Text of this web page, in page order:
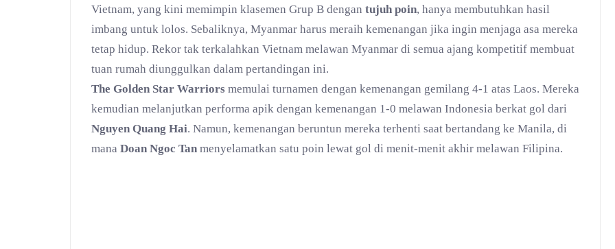
Vietnam, yang kini memimpin klasemen Grup B dengan tujuh poin, hanya membutuhkan hasil
imbang untuk lolos. Sebaliknya, Myanmar harus meraih kemenangan jika ingin menjaga asa mereka
tetap hidup. Rekor tak terkalahkan Vietnam melawan Myanmar di semua ajang kompetitif membuat
tuan rumah diunggulkan dalam pertandingan ini.
The Golden Star Warriors memulai turnamen dengan kemenangan gemilang 4-1 atas Laos. Mereka
kemudian melanjutkan performa apik dengan kemenangan 1-0 melawan Indonesia berkat gol dari
Nguyen Quang Hai. Namun, kemenangan beruntun mereka terhenti saat bertandang ke Manila, di
mana Doan Ngoc Tan menyelamatkan satu poin lewat gol di menit-menit akhir melawan Filipina.